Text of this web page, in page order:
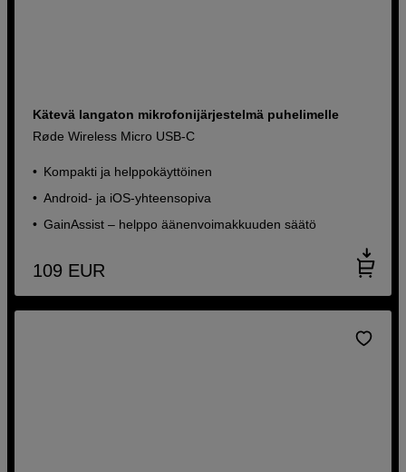
Kätevä langaton mikrofonijärjestelmä puhelimelle
Røde Wireless Micro USB-C
Kompakti ja helppokäyttöinen
Android- ja iOS-yhteensopiva
GainAssist – helppo äänenvoimakkuuden säätö
109 EUR